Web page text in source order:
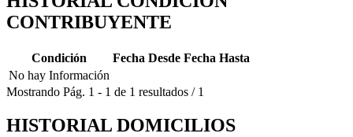
CONTRIBUYENTE
Condición Fecha Desde Fecha Hasta
No hay Información
Mostrando Pág. 1 - 1 de 1 resultados / 1
HISTORIAL DOMICILIOS